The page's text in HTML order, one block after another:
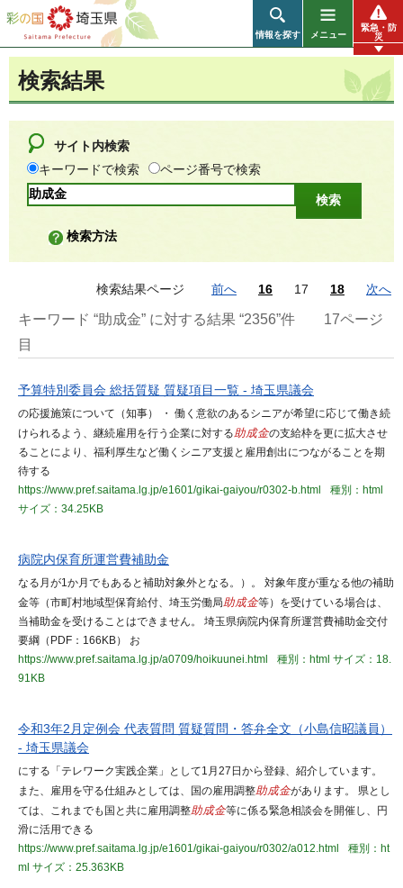
彩の国 埼玉県
情報を探す メニュー
緊急・防
災
検索結果
サイト内検索
キーワードで検索
ページ番号で検索
検索方法
検索結果ページ 前へ 16 17 18 次へ
キーワード “助成金” に対する結果 “2356”件
17ページ
目
予算特別委員会 総括質疑 質疑項目一覧 - 埼玉県議会
の応援施策について（知事） ・ 働く意欲のあるシニアが希望に応じて働き続
けられるよう、継続雇用を行う企業に対する助成金の支給枠を更に拡大させ
ることにより、福利厚生など働くシニア支援と雇用創出につながることを期
待する
https://www.pref.saitama.lg.jp/e1601/gikai-gaiyou/r0302-b.html
種別：html
サイズ：34.25KB
病院内保育所運営費補助金
なる月が1か月でもあると補助対象外となる。）。 対象年度が重なる他の補助
金等（市町村地域型保育給付、埼玉労働局助成金等）を受けている場合は、
当補助金を受けることはできません。 埼玉県病院内保育所運営費補助金交付
要綱（PDF：166KB） お
https://www.pref.saitama.lg.jp/a0709/hoikuunei.html
種別：html サイズ：18.
91KB
令和3年2月定例会 代表質問 質疑質問・答弁全文（小島信昭議員）
- 埼玉県議会
にする「テレワーク実践企業」として1月27日から登録、紹介しています。
また、雇用を守る仕組みとしては、国の雇用調整助成金があります。 県とし
ては、これまでも国と共に雇用調整助成金等に係る緊急相談会を開催し、円
滑に活用できる
https://www.pref.saitama.lg.jp/e1601/gikai-gaiyou/r0302/a012.html
種別：ht
ml サイズ：25.363KB